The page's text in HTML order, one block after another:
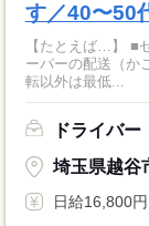
す／40〜50
【たとえば…】 ■
ーパーの配送（かご
転以外は最低...
ドライバ
埼玉県越谷
日給16,800